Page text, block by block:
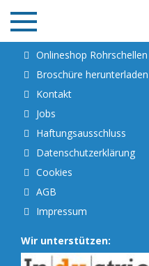
Produkte
Qualität & Zertifikate
Referenzen
Jobs
Kontakt
Sorry, no posts matched your
Onlineshop Rohrschellen
Broschüre herunterladen
Kontakt
Jobs
Haftungsausschluss
Datenschutzerklärung
Cookies
AGB
Impressum
Wir unterstützen: